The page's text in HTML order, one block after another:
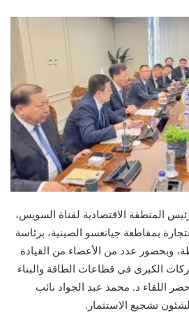
المنطقة الاقتصادية لقناة السويس،
بمقاطعة جيانغسو الصينية، برئاسة
وبحضور عدد من الأعضاء من القيادة
الكبرى في قطاعات الطاقة والبناء
اللقاء د. محمد عبد الجواد نائب
تشجيع الاستثمار.